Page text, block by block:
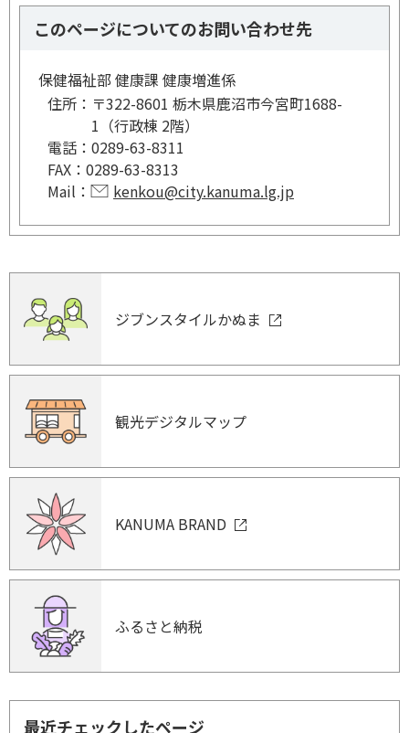
このページについてのお問い合わせ先
保健福祉部 健康課 健康増進係
住所： 〒322-8601 栃木県鹿沼市今宮町1688-
1（行政棟 2階）
電話： 0289-63-8311
FAX： 0289-63-8313
Mail：
kenkou@city.kanuma.lg.jp
ジブンスタイルかぬま
観光デジタルマップ
KANUMA BRAND
ふるさと納税
最近チェックしたページ